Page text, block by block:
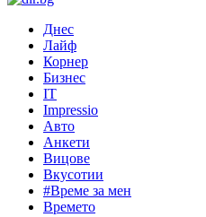
Днес
Лайф
Корнер
Бизнес
IT
Impressio
Авто
Анкети
Вицове
Вкусотии
#Време за мен
Времето